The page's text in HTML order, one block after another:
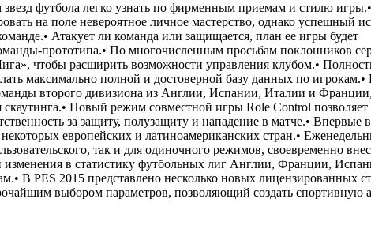
футбола легко узнать по фирменным приемам и стилю игры.•
на поле невероятное личное мастерство, однако успешный
Атакует ли команда или защищается, план ее игры будет
прототипа.• По многочисленным просьбам поклонников
чтобы расширить возможности управления клубом.•
максимально полной и достоверной базу данных по
второго дивизиона из Англии, Испании, Италии и
Новый режим совместной игры Role Control позволяет
за защиту, полузащиту и нападение в матче.• Впервые
европейских и латиноамериканских стран.•
так и для одиночного режимов, своевременно
изменения в статистику футбольных лиг Англии, Франции,
В PES 2015 представлено несколько новых лицензированных
выбором параметров, позволяющий создать спортивную